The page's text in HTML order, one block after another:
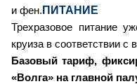
и фен. ПИТАНИЕ
Трехразовое питание
круиза в соответствии
Базовый тариф,
«Волга» на главной